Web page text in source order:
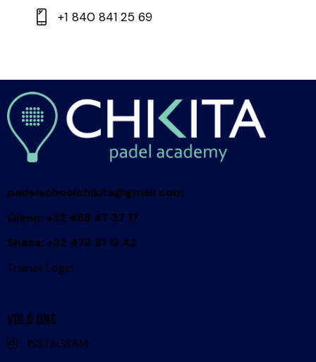
+1 840 841 25 69
padelschoolchikita@gmail.com
Glenn: +32 468 47 37 17
Shana: +32 472 81 13 42
Trainer Login
VOLG ONS
INSTAGRAM